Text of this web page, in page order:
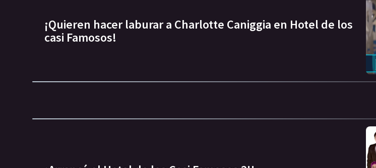
¡Quieren hacer laburar a Charlotte Caniggia en Hotel de los
casi Famosos!